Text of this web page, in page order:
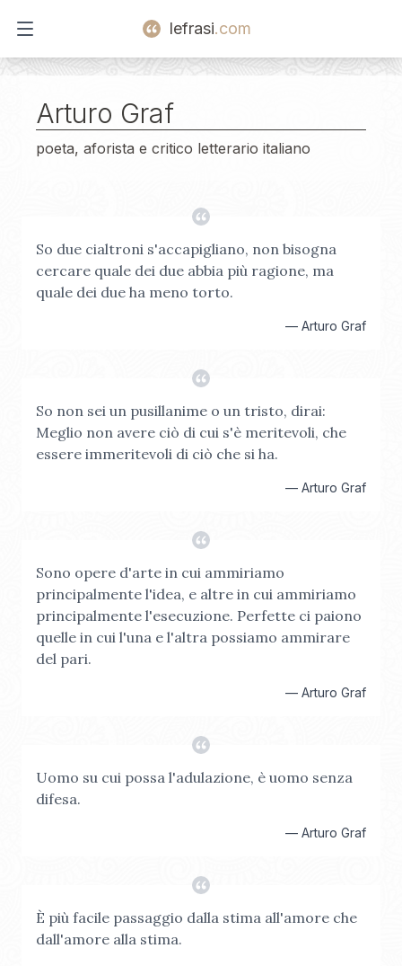
Open main menu
lefrasi.com
Arturo Graf
poeta, aforista e critico letterario italiano
So due cialtroni s'accapigliano, non bisogna
cercare quale dei due abbia più ragione, ma
quale dei due ha meno torto.
— Arturo Graf
So non sei un pusillanime o un tristo, dirai:
Meglio non avere ciò di cui s'è meritevoli, che
essere immeritevoli di ciò che si ha.
— Arturo Graf
Sono opere d'arte in cui ammiriamo
principalmente l'idea, e altre in cui ammiriamo
principalmente l'esecuzione. Perfette ci paiono
quelle in cui l'una e l'altra possiamo ammirare
del pari.
— Arturo Graf
Uomo su cui possa l'adulazione, è uomo senza
difesa.
— Arturo Graf
È più facile passaggio dalla stima all'amore che
dall'amore alla stima.